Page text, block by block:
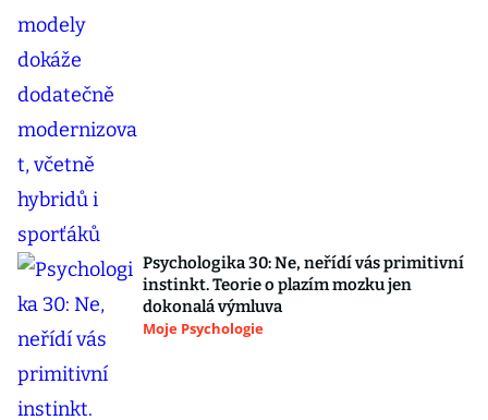
Psychologika 30: Ne, neřídí vás primitivní
instinkt. Teorie o plazím mozku jen
dokonalá výmluva
Moje Psychologie